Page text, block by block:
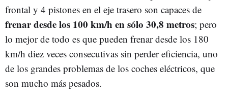
frontal y 4 pistones en el eje trasero son capaces de
frenar desde los 100 km/h en sólo 30,8 metros; pero
lo mejor de todo es que pueden frenar desde los 180
km/h diez veces consecutivas sin perder eficiencia, uno
de los grandes problemas de los coches eléctricos, que
son mucho más pesados.